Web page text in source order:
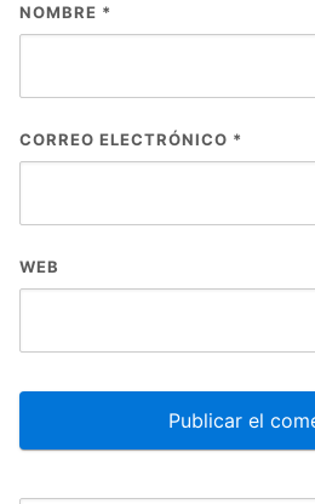
NOMBRE *
CORREO ELECTRÓNICO *
WEB